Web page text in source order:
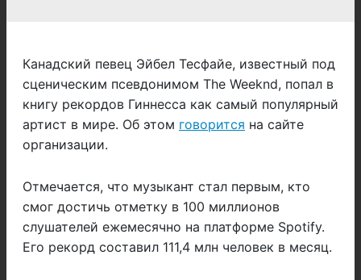
Канадский певец Эйбел Тесфайе, известный под
сценическим псевдонимом The Weeknd, попал в
книгу рекордов Гиннесса как самый популярный
артист в мире. Об этом говорится на сайте
организации.
Отмечается, что музыкант стал первым, кто
смог достичь отметку в 100 миллионов
слушателей ежемесячно на платформе Spotify.
Его рекорд составил 111,4 млн человек в месяц.